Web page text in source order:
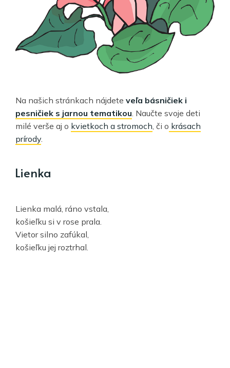
Na našich stránkach nájdete veľa básničiek i
pesničiek s jarnou tematikou. Naučte svoje deti
milé verše aj o kvietkoch a stromoch, či o krásach
prírody.
Lienka
Lienka malá, ráno vstala,
košieľku si v rose prala.
Vietor silno zafúkal,
košieľku jej roztrhal.